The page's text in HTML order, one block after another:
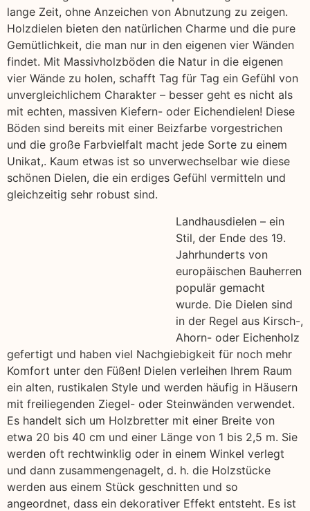
lange Zeit, ohne Anzeichen von Abnutzung zu zeigen.
Holzdielen bieten den natürlichen Charme und die pure
Gemütlichkeit, die man nur in den eigenen vier Wänden
findet. Mit Massivholzböden die Natur in die eigenen
vier Wände zu holen, schafft Tag für Tag ein Gefühl von
unvergleichlichem Charakter – besser geht es nicht als
mit echten, massiven Kiefern- oder Eichendielen! Diese
Böden sind bereits mit einer Beizfarbe vorgestrichen
und die große Farbvielfalt macht jede Sorte zu einem
Unikat,. Kaum etwas ist so unverwechselbar wie diese
schönen Dielen, die ein erdiges Gefühl vermitteln und
gleichzeitig sehr robust sind.
Landhausdielen – ein
Stil, der Ende des 19.
Jahrhunderts von
europäischen Bauherren
populär gemacht
wurde. Die Dielen sind
in der Regel aus Kirsch-,
Ahorn- oder Eichenholz
gefertigt und haben viel Nachgiebigkeit für noch mehr
Komfort unter den Füßen! Dielen verleihen Ihrem Raum
ein alten, rustikalen Style und werden häufig in Häusern
mit freiliegenden Ziegel- oder Steinwänden verwendet.
Es handelt sich um Holzbretter mit einer Breite von
etwa 20 bis 40 cm und einer Länge von 1 bis 2,5 m. Sie
werden oft rechtwinklig oder in einem Winkel verlegt
und dann zusammengenagelt, d. h. die Holzstücke
werden aus einem Stück geschnitten und so
angeordnet, dass ein dekorativer Effekt entsteht. Es ist